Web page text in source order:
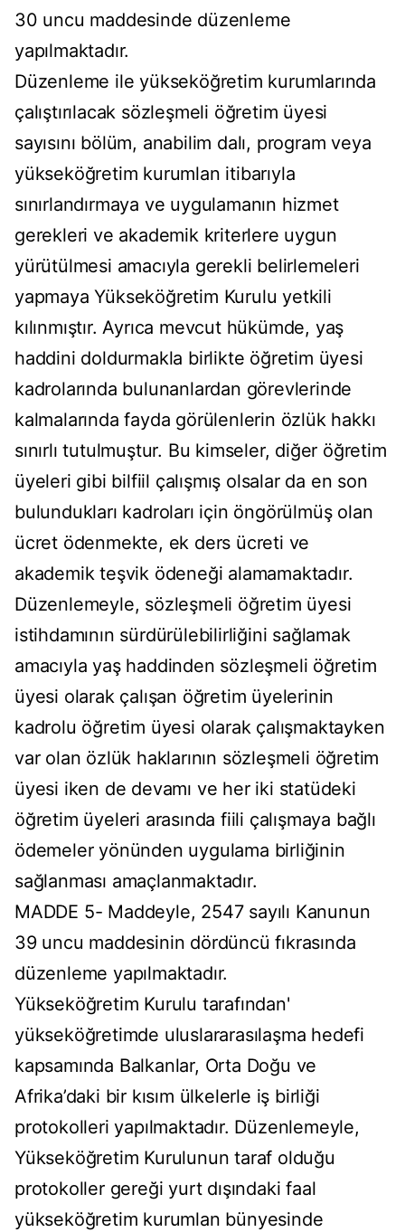
30 uncu maddesinde düzenleme
yapılmaktadır.
Düzenleme ile yükseköğretim kurumlarında
çalıştırılacak sözleşmeli öğretim üyesi
sayısını bölüm, anabilim dalı, program veya
yükseköğretim kurumlan itibarıyla
sınırlandırmaya ve uygulamanın hizmet
gerekleri ve akademik kriterlere uygun
yürütülmesi amacıyla gerekli belirlemeleri
yapmaya Yükseköğretim Kurulu yetkili
kılınmıştır. Ayrıca mevcut hükümde, yaş
haddini doldurmakla birlikte öğretim üyesi
kadrolarında bulunanlardan görevlerinde
kalmalarında fayda görülenlerin özlük hakkı
sınırlı tutulmuştur. Bu kimseler, diğer öğretim
üyeleri gibi bilfiil çalışmış olsalar da en son
bulundukları kadroları için öngörülmüş olan
ücret ödenmekte, ek ders ücreti ve
akademik teşvik ödeneği alamamaktadır.
Düzenlemeyle, sözleşmeli öğretim üyesi
istihdamının sürdürülebilirliğini sağlamak
amacıyla yaş haddinden sözleşmeli öğretim
üyesi olarak çalışan öğretim üyelerinin
kadrolu öğretim üyesi olarak çalışmaktayken
var olan özlük haklarının sözleşmeli öğretim
üyesi iken de devamı ve her iki statüdeki
öğretim üyeleri arasında fiili çalışmaya bağlı
ödemeler yönünden uygulama birliğinin
sağlanması amaçlanmaktadır.
MADDE 5- Maddeyle, 2547 sayılı Kanunun
39 uncu maddesinin dördüncü fıkrasında
düzenleme yapılmaktadır.
Yükseköğretim Kurulu tarafından'
yükseköğretimde uluslararasılaşma hedefi
kapsamında Balkanlar, Orta Doğu ve
Afrika’daki bir kısım ülkelerle iş birliği
protokolleri yapılmaktadır. Düzenlemeyle,
Yükseköğretim Kurulunun taraf olduğu
protokoller gereği yurt dışındaki faal
yükseköğretim kurumlan bünyesinde